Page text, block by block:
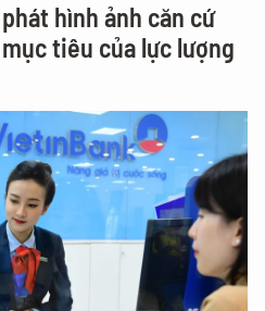
hình ảnh căn cứ
tiêu của lực lượng